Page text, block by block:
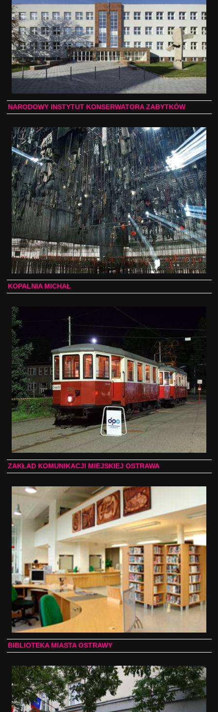
NARODOWY INSTYTUT KONSERWATORA ZABYTKÓW
KOPALNIA MICHAŁ
ZAKŁAD KOMUNIKACJI MIEJSKIEJ OSTRAWA
BIBLIOTEKA MIASTA OSTRAWY